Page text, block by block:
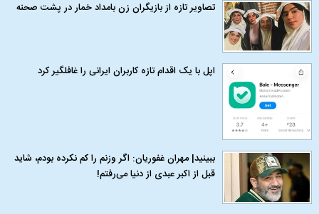
تصاویر تازه از بازیگران زن بامداد خمار در پشت صحنه
اپل با یک اقدام تازه کاربران ایرانی را غافلگیر کرد
ببینید| مهران غفوریان: اگر وزنم را کم نکرده بودم، شاید
قبل از اکبر عبدی از دنیا می‌رفتم!